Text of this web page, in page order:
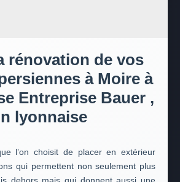
rénovation de vos
à Moire à
Entreprise Bauer ,
lyonnaise
l’on choisit de placer en extérieur
qui permettent non seulement plus